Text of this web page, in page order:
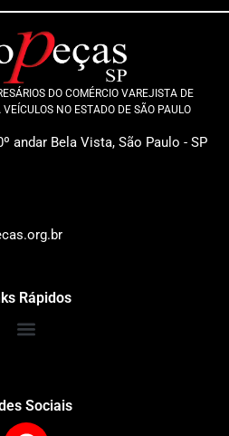
DO COMÉRCIO VAREJISTA DE
NO ESTADO DE SÃO PAULO
andar Bela Vista, São Paulo - SP
Rápidos
Sociais